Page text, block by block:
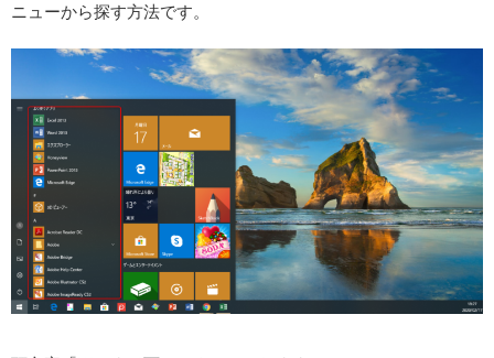
ニューから探す方法です。